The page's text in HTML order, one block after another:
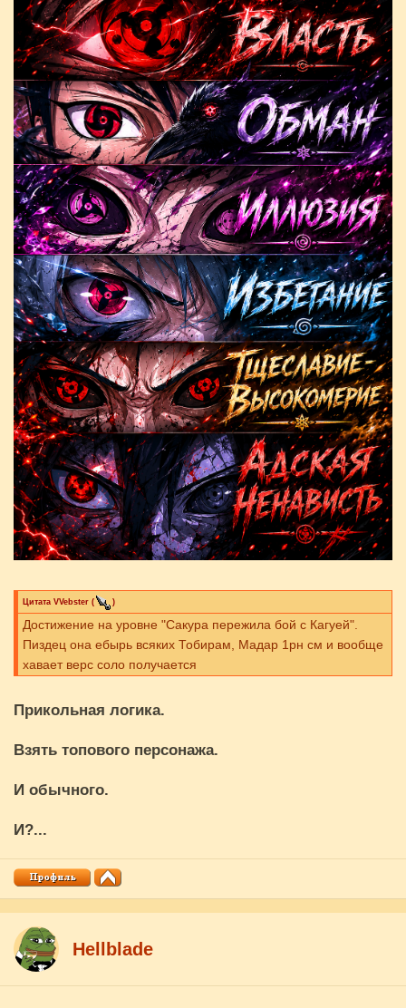
Цитата VVebster ( )
Достижение на уровне "Сакура пережила бой с Кагуей".
Пиздец она ебырь всяких Тобирам, Мадар 1рн см и вообще
хавает верс соло получается
Прикольная логика.
Взять топового персонажа.
И обычного.
И?...
Hellblade